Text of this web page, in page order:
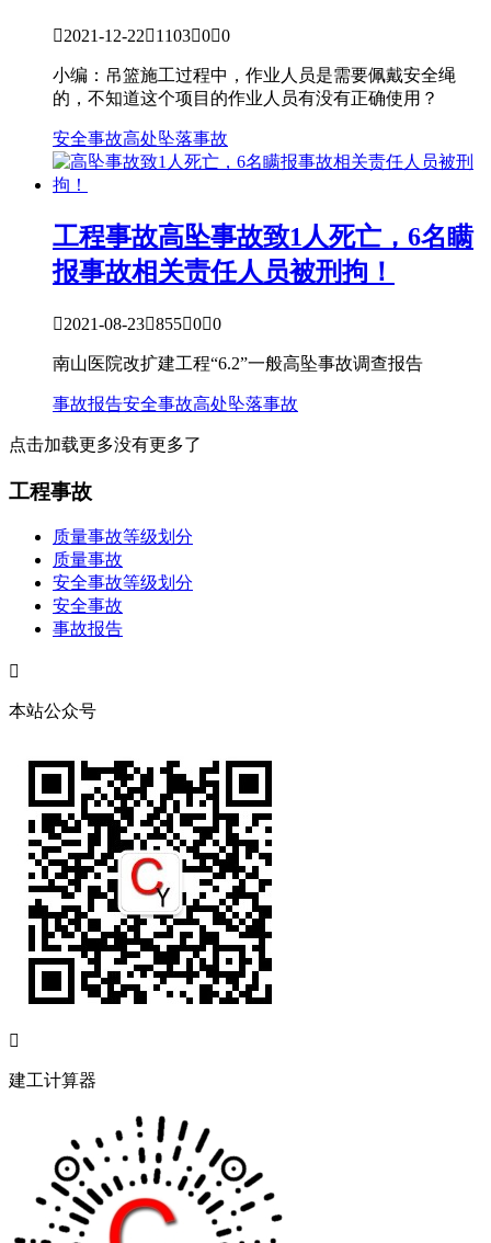
2021-12-22110300
小编：吊篮施工过程中，作业人员是需要佩戴安全绳
的，不知道这个项目的作业人员有没有正确使用？
安全事故高处坠落事故
工程事故高坠事故致1人死亡，6名瞒
报事故相关责任人员被刑拘！
2021-08-2385500
南山医院改扩建工程“6.2”一般高坠事故调查报告
事故报告安全事故高处坠落事故
点击加载更多没有更多了
工程事故
质量事故等级划分
质量事故
安全事故等级划分
安全事故
事故报告

本站公众号

建工计算器